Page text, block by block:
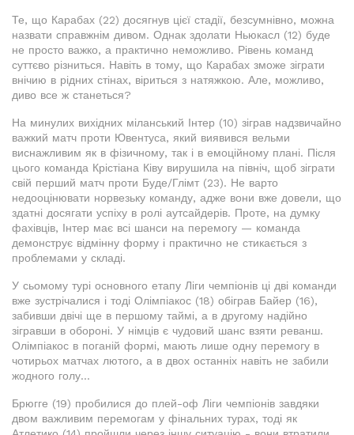
Те, що Карабах (22) досягнув цієї стадії, безсумнівно, можна
назвати справжнім дивом. Однак здолати Ньюкасл (12) буде
не просто важко, а практично неможливо. Рівень команд
суттєво різниться. Навіть в тому, що Карабах зможе зіграти
внічию в рідних стінах, віриться з натяжкою. Але, можливо,
диво все ж станеться?
На минулих вихідних міланський Інтер (10) зіграв надзвичайно
важкий матч проти Ювентуса, який виявився вельми
виснажливим як в фізичному, так і в емоційному плані. Після
цього команда Крістіана Ківу вирушила на північ, щоб зіграти
свій перший матч проти Буде/Глімт (23). Не варто
недооцінювати норвезьку команду, адже вони вже довели, що
здатні досягати успіху в ролі аутсайдерів. Проте, на думку
фахівців, Інтер має всі шанси на перемогу — команда
демонструє відмінну форму і практично не стикається з
проблемами у складі.
У сьомому турі основного етапу Ліги чемпіонів ці дві команди
вже зустрічалися і тоді Олімпіакос (18) обіграв Байер (16),
забивши двічі ще в першому таймі, а в другому надійно
зігравши в обороні. У німців є чудовий шанс взяти реванш.
Олімпіакос в поганій формі, мають лише одну перемогу в
чотирьох матчах лютого, а в двох останніх навіть не забили
жодного голу...
Брюгге (19) пробилися до плей-оф Ліги чемпіонів завдяки
двом важливим перемогам у фінальних турах, тоді як